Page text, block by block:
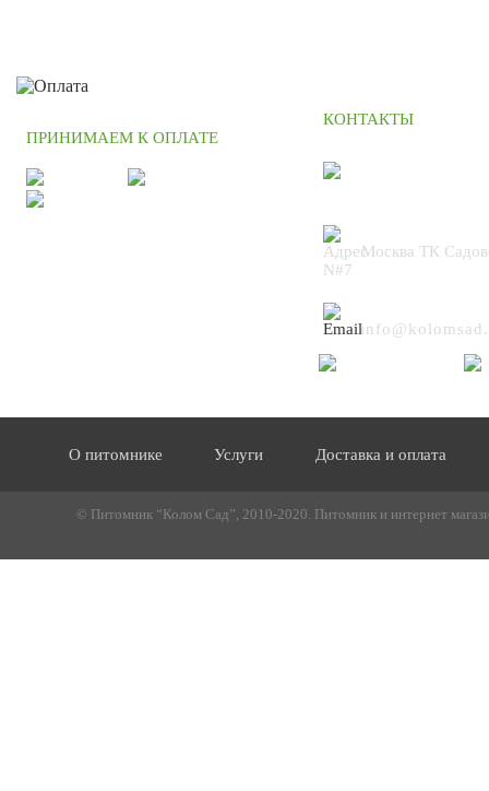
ПРИНИМАЕМ К ОПЛАТЕ
КОНТАКТЫ
Москва ТК
N#7
О питомнике Услуги Доставка и оплата
© Питомник “Колом Сад”, 2010-2020. Питомник и интернет